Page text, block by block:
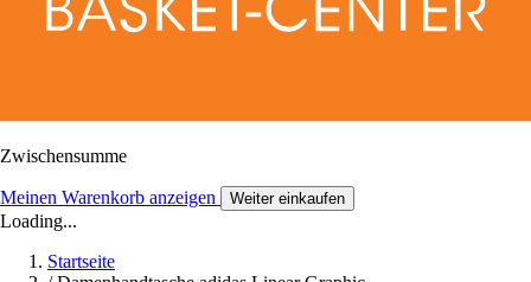
Zwischensumme
Meinen Warenkorb anzeigen Weiter einkaufen
Loading...
Startseite